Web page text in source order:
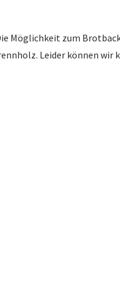
Möglichkeit zum
Leider können wir